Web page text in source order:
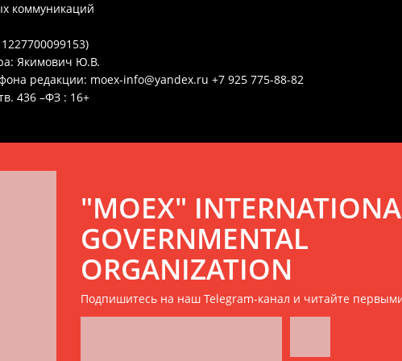
коммуникаций
Якимович Ю.В.
редакции: moex-info@yandex.ru +7 925 775-88-82
436 –ФЗ : 16+
"MOEX"
GOVERNMENTAL
ORGANIZATION
Подпишитесь на наш Telegram-канал и читайте